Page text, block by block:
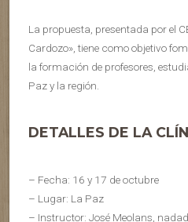
La propuesta, presentada por el
Cardozo», tiene como objetivo
la formación de profesores,
Paz y la región.
DETALLES DE LA
– Fecha: 16 y 17 de octubre
– Lugar: La Paz
– Instructor: José Meolans,